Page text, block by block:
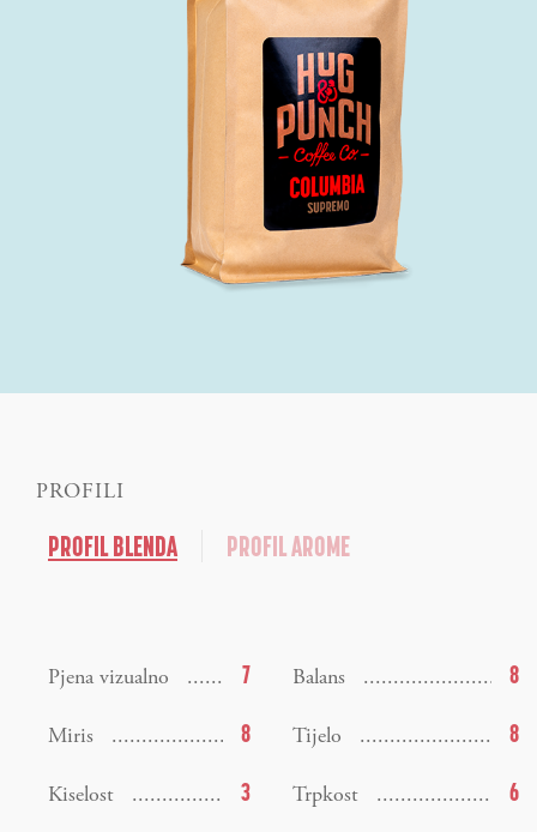
PROFILI
PROFIL BLENDA PROFIL AROME
Pjena vizualno 7 Balans 8
Miris 8 Tijelo 8
Kiselost 3 Trpkost 6